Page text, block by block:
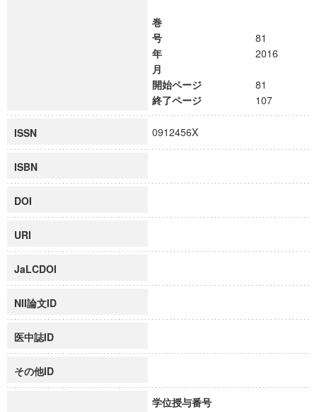
巻
号
81
年
2016
月
開始ページ
81
終了ページ
107
ISSN 0912456X
ISBN
DOI
URI
JaLCDOI
NII論文ID
医中誌ID
その他ID
学位授与番号